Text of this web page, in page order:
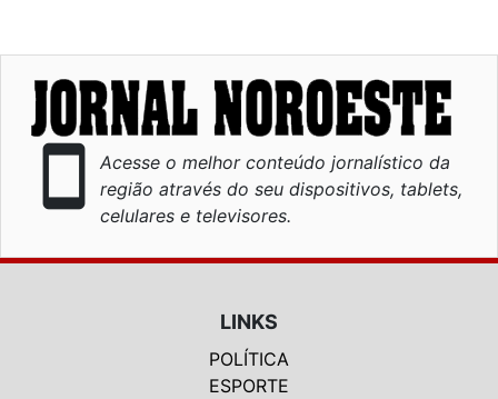
smartphone
Acesse o melhor conteúdo jornalístico da
região através do seu dispositivos, tablets,
celulares e televisores.
LINKS
POLÍTICA
ESPORTE